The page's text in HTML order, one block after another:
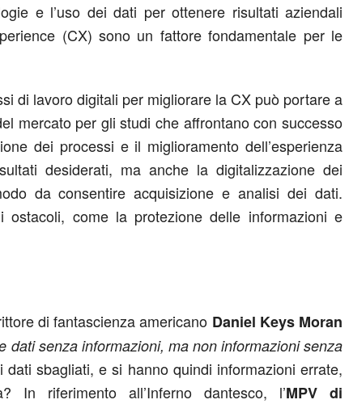
e l’uso dei dati per ottenere risultati aziendali
(CX) sono un fattore fondamentale per le
di lavoro digitali per migliorare la CX può portare a
mercato per gli studi che affrontano con successo
dei processi e il miglioramento dell’esperienza
desiderati, ma anche la digitalizzazione dei
da consentire acquisizione e analisi dei dati.
ostacoli, come la protezione delle informazioni e
di fantascienza americano Daniel Keys Moran
dati senza informazioni, ma non informazioni senza
sbagliati, e si hanno quindi informazioni errate,
In riferimento all’Inferno dantesco, l’MPV di